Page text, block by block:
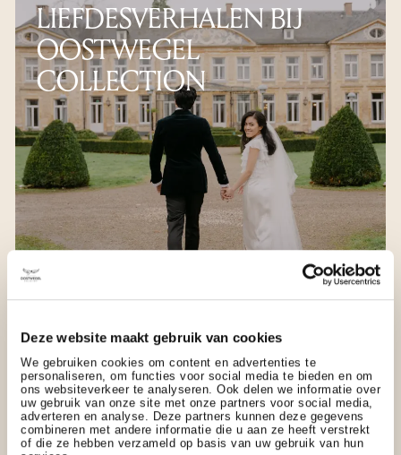
Deze website maakt gebruik van cookies
We gebruiken cookies om content en advertenties te
personaliseren, om functies voor social media te bieden en om
ons websiteverkeer te analyseren. Ook delen we informatie over
uw gebruik van onze site met onze partners voor social media,
adverteren en analyse. Deze partners kunnen deze gegevens
combineren met andere informatie die u aan ze heeft verstrekt
of die ze hebben verzameld op basis van uw gebruik van hun
LIEFDESVERHALEN BIJ
OOSTWEGEL
COLLECTION
Uitstekende samenwerking met Chateau St. Gerlach
DOUBLE S EVENTS
NAMENS BRUIDSPAAR
SASKIA & KAREL